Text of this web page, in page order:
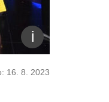
16. 8. 2023